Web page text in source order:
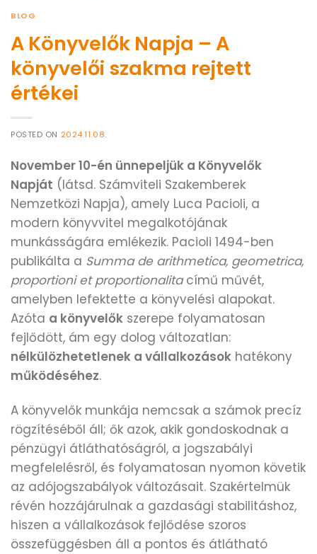
BLOG
A Könyvelők Napja – A
könyvelői szakma rejtett
értékei
POSTED ON 2024.11.08.
November 10-én ünnepeljük a Könyvelők
Napját (látsd. Számviteli Szakemberek
Nemzetközi Napja), amely Luca Pacioli, a
modern könyvvitel megalkotójának
munkásságára emlékezik. Pacioli 1494-ben
publikálta a Summa de arithmetica, geometrica,
proportioni et proportionalitacímű művét,
amelyben lefektette a könyvelési alapokat.
Azóta a könyvelők szerepe folyamatosan
fejlődött, ám egy dolog változatlan:
nélkülözhetetlenek a vállalkozások hatékony
működéséhez.
A könyvelők munkája nemcsak a számok precíz
rögzítéséből áll; ők azok, akik gondoskodnak a
pénzügyi átláthatóságról, a jogszabályi
megfelelésről, és folyamatosan nyomon követik
az adójogszabályok változásait. Szakértelmük
révén hozzájárulnak a gazdasági stabilitáshoz,
hiszen a vállalkozások fejlődése szoros
összefüggésben áll a pontos és átlátható